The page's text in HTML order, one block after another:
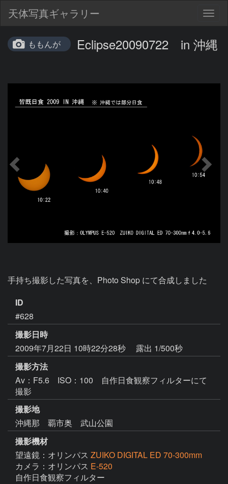
天体写真ギャラリー
ももんが Eclipse20090722 in 沖縄
手持ち撮影した写真を、Photo Shop にて合成しました
ID
#628
撮影日時
2009年7月22日 10時22分28秒
露出 1/500秒
撮影方法
Av：F5.6 ISO：100 自作日食観察フィルターにて
撮影
撮影地
沖縄那 覇市奥 武山公園
撮影機材
望遠鏡：オリンパス ZUIKO DIGITAL ED 70-300mm
カメラ：オリンパス E-520
自作日食観察フィルター